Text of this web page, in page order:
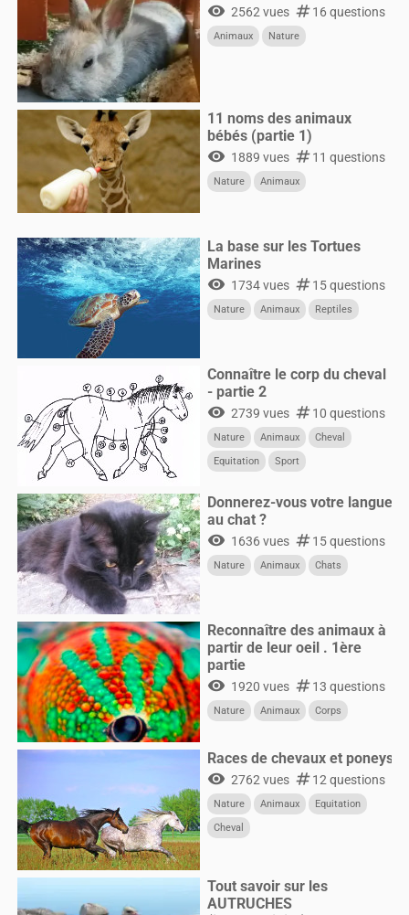
visibility 2562 vues numbers16 questions
Animaux Nature
11 noms des animaux
bébés (partie 1)
visibility 1889 vues numbers11 questions
Nature Animaux
La base sur les Tortues
Marines
visibility 1734 vues numbers15 questions
Nature Animaux Reptiles
Connaître le corp du cheval
- partie 2
visibility 2739 vues numbers10 questions
Nature Animaux
Cheval
Equitation
Sport
Donnerez-vous votre langue
au chat ?
visibility 1636 vues numbers15 questions
Nature Animaux Chats
Reconnaître des animaux à
partir de leur oeil . 1ère
partie
visibility 1920 vues numbers13 questions
Nature Animaux Corps
Races de chevaux et poneys
visibility 2762 vues numbers12 questions
Nature Animaux
Equitation
Cheval
Tout savoir sur les
AUTRUCHES